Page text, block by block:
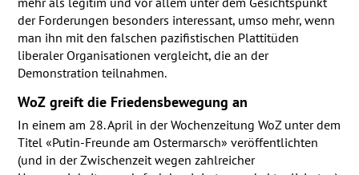
der Forderungen besonders interessant, umso mehr, wenn
man ihn mit den falschen pazifistischen Plattitüden
liberaler Organisationen vergleicht, die an der
Demonstration teilnahmen.
WoZ greift die Friedensbewegung an
In einem am 28. April in der Wochenzeitung WoZ unter dem
Titel «Putin-Freunde am Ostermarsch» veröffentlichten
(und in der Zwischenzeit wegen zahlreicher